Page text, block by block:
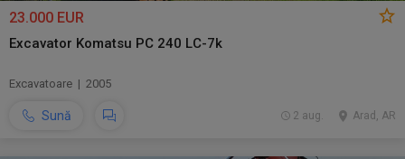
23.000 EUR
Excavator Komatsu PC 240 LC-7k
Excavatoare | 2005
Sună Arad, AR
2 aug.